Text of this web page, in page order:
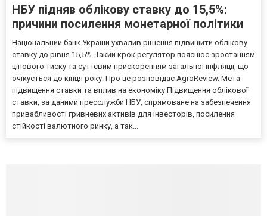
НБУ підняв облікову ставку до 15,5%:
причини посилення монетарної політики
Національний банк України ухвалив рішення підвищити облікову
ставку до рівня 15,5%. Такий крок регулятор пояснює зростанням
цінового тиску та суттєвим прискоренням загальної інфляції, що
очікується до кінця року. Про це розповідає AgroReview. Мета
підвищення ставки та вплив на економіку Підвищення облікової
ставки, за даними пресслужби НБУ, спрямоване на забезпечення
привабливості гривневих активів для інвесторів, посилення
стійкості валютного ринку, а так...